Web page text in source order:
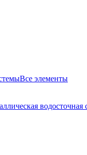
Все элементы